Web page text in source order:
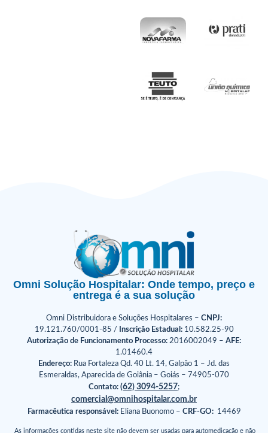
Omni Solução Hospitalar: Onde tempo, preço e
entrega é a sua solução
Omni Distribuidora e Soluções Hospitalares – CNPJ:
19.121.760/0001-85 /
Inscrição Estadual:10.582.25-90
Autorização de Funcionamento Processo: 2016002049 – AFE:
1.01460.4
Endereço: Rua Fortaleza Qd. 40 Lt. 14, Galpão 1 – Jd. das
Esmeraldas, Aparecida de Goiânia – Goiás – 74905-070
Contato: (62) 3094-5257;
comercial@omnihospitalar.com.br
Farmacêutica responsável:Eliana Buonomo – CRF-GO:14469
As informações contidas neste site não devem ser usadas para automedicação e não